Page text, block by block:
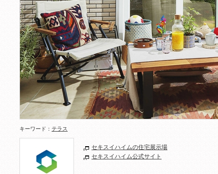
キーワード： テラス
セキスイハイムの住宅展示場
セキスイハイム公式サイト